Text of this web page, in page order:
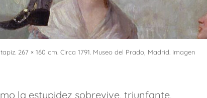
267 × 160 cm. Circa 1791. Museo del Prado, Madrid. Imagen
la estupidez sobrevive, triunfante,